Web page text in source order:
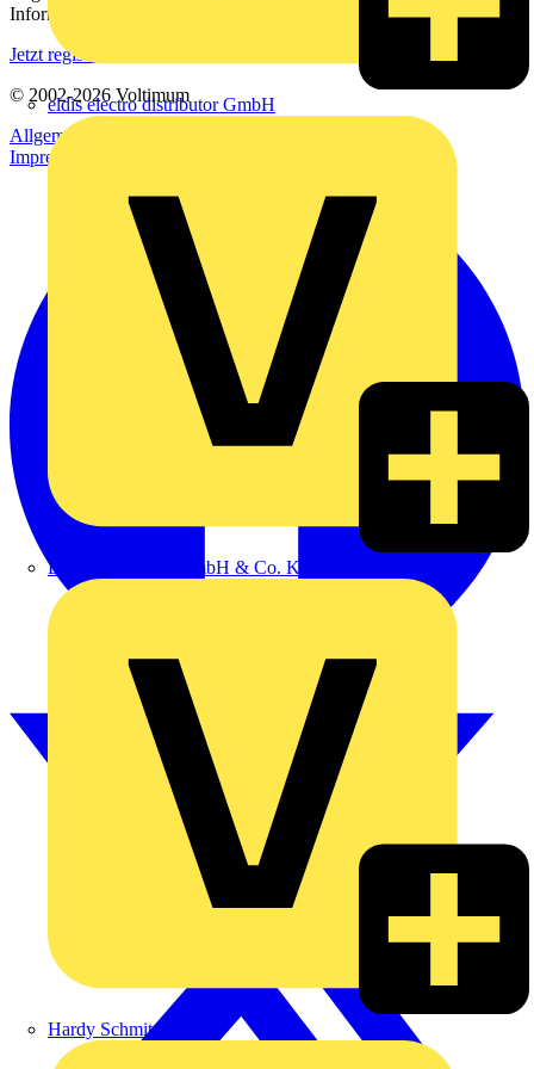
eldis electro distributor GmbH
Emil Löffelhardt GmbH & Co. KG
Hardy Schmitz
Informationen aus der Elektroindustrie.
Jetzt registrieren
© 2002-2026 Voltimum
Allgemeine Geschäftsbedingungen
Datenschutzerklärung
Impressum